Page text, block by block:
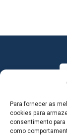
Para fornecer as
cookies para
consentimento
como